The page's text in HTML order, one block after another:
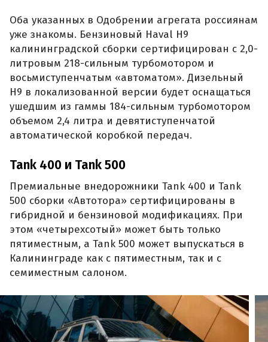
Оба указанных в Одобрении агрегата россиянам
уже знакомы. Бензиновый Haval H9
калининградской сборки сертифицирован с 2,0-
литровым 218-сильным турбомотором и
восьмиступенчатым «автоматом». Дизельный
H9 в локализованной версии будет оснащаться
ушедшим из гаммы 184-сильным турбомотором
объемом 2,4 литра и девятиступенчатой
автоматической коробкой передач.
Tank 400 и Tank 500
Премиальные внедорожники Tank 400 и Tank
500 сборки «Автотора» сертифицированы в
гибридной и бензиновой модификациях. При
этом «четырехсотый» может быть только
пятиместным, а Tank 500 может выпускаться в
Калининграде как с пятиместным, так и с
семиместным салоном.